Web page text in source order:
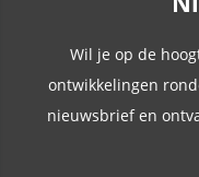
Wil je op de
ontwikkelingen
nieuwsbrief en